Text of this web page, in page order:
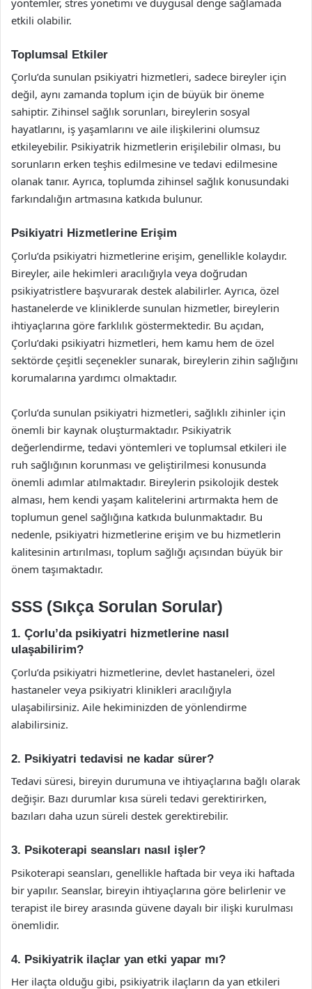
etkili olabilir.
Toplumsal Etkiler
Çorlu’da sunulan psikiyatri hizmetleri, sadece bireyler için
değil, aynı zamanda toplum için de büyük bir öneme
sahiptir. Zihinsel sağlık sorunları, bireylerin sosyal
hayatlarını, iş yaşamlarını ve aile ilişkilerini olumsuz
etkileyebilir. Psikiyatrik hizmetlerin erişilebilir olması, bu
sorunların erken teşhis edilmesine ve tedavi edilmesine
olanak tanır. Ayrıca, toplumda zihinsel sağlık konusundaki
farkındalığın artmasına katkıda bulunur.
Psikiyatri Hizmetlerine Erişim
Çorlu’da psikiyatri hizmetlerine erişim, genellikle kolaydır.
Bireyler, aile hekimleri aracılığıyla veya doğrudan
psikiyatristlere başvurarak destek alabilirler. Ayrıca, özel
hastanelerde ve kliniklerde sunulan hizmetler, bireylerin
ihtiyaçlarına göre farklılık göstermektedir. Bu açıdan,
Çorlu’daki psikiyatri hizmetleri, hem kamu hem de özel
sektörde çeşitli seçenekler sunarak, bireylerin zihin sağlığını
korumalarına yardımcı olmaktadır.
Çorlu’da sunulan psikiyatri hizmetleri, sağlıklı zihinler için
önemli bir kaynak oluşturmaktadır. Psikiyatrik
değerlendirme, tedavi yöntemleri ve toplumsal etkileri ile
ruh sağlığının korunması ve geliştirilmesi konusunda
önemli adımlar atılmaktadır. Bireylerin psikolojik destek
alması, hem kendi yaşam kalitelerini artırmakta hem de
toplumun genel sağlığına katkıda bulunmaktadır. Bu
nedenle, psikiyatri hizmetlerine erişim ve bu hizmetlerin
kalitesinin artırılması, toplum sağlığı açısından büyük bir
önem taşımaktadır.
SSS (Sıkça Sorulan Sorular)
1. Çorlu’da psikiyatri hizmetlerine nasıl
ulaşabilirim?
Çorlu’da psikiyatri hizmetlerine, devlet hastaneleri, özel
hastaneler veya psikiyatri klinikleri aracılığıyla
ulaşabilirsiniz. Aile hekiminizden de yönlendirme
alabilirsiniz.
2. Psikiyatri tedavisi ne kadar sürer?
Tedavi süresi, bireyin durumuna ve ihtiyaçlarına bağlı olarak
değişir. Bazı durumlar kısa süreli tedavi gerektirirken,
bazıları daha uzun süreli destek gerektirebilir.
3. Psikoterapi seansları nasıl işler?
Psikoterapi seansları, genellikle haftada bir veya iki haftada
bir yapılır. Seanslar, bireyin ihtiyaçlarına göre belirlenir ve
terapist ile birey arasında güvene dayalı bir ilişki kurulması
önemlidir.
4. Psikiyatrik ilaçlar yan etki yapar mı?
Her ilaçta olduğu gibi, psikiyatrik ilaçların da yan etkileri